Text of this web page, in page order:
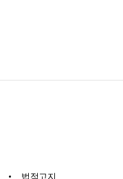
법적고지